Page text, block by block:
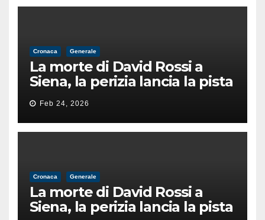
Cronaca Generale
La morte di David Rossi a
Siena, la perizia lancia la pista
di un’intimidazione finita
male
Feb 24, 2026
Cronaca Generale
La morte di David Rossi a
Siena, la perizia lancia la pista